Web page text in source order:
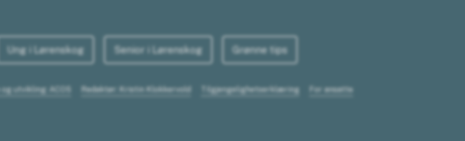
Ung i Lørenskog Senior i Lørenskog Grønne tips
og utvikling: ACOS Redaktør: Kristin Klokkervold Tilgjengelighetserklæring For ansatte